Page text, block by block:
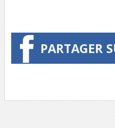
PARTAGER